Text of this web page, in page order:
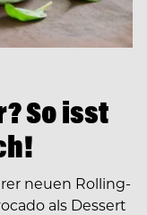
So isst
neuen Rolling-
als Dessert